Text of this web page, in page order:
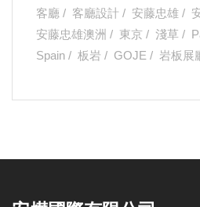
客廳
客廳設計 安藤忠雄
安藤忠雄澳洲
東京 淺草
Spain
板岩 GOJE 岩板展